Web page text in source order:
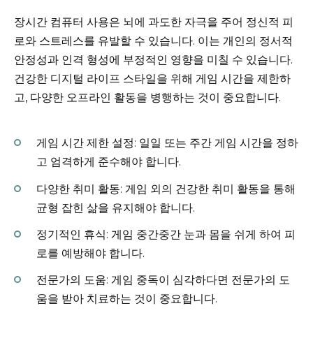
장시간 컴퓨터 사용은 뇌에 과도한 자극을 주어 정신적 피
로와 스트레스를 유발할 수 있습니다. 이는 개인의 정서적
안정성과 인격 형성에 부정적인 영향을 미칠 수 있습니다.
건강한 디지털 라이프 스타일을 위해 게임 시간을 제한하
고, 다양한 오프라인 활동을 병행하는 것이 중요합니다.
게임 시간 제한 설정: 일일 또는 주간 게임 시간을 정하
고 엄격하게 준수해야 합니다.
다양한 취미 활동: 게임 외의 건강한 취미 활동을 통해
균형 잡힌 삶을 유지해야 합니다.
정기적인 휴식: 게임 중간중간 눈과 몸을 쉬게 하여 피
로를 예방해야 합니다.
전문가의 도움: 게임 중독이 심각하다면 전문가의 도
움을 받아 치료하는 것이 중요합니다.